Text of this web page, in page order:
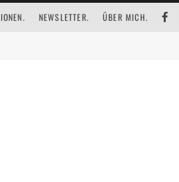
NEWSLETTER. ÜBER MICH.